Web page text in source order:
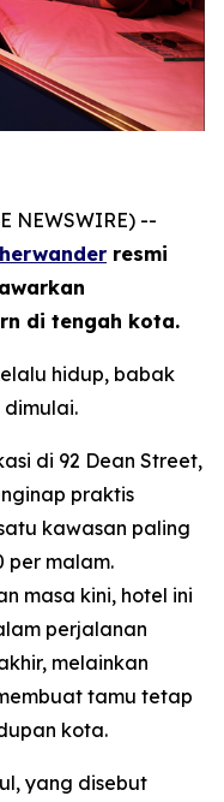
NEWSWIRE) --
resmi
di tengah kota.
hidup, babak
di 92 Dean Street,
praktis
kawasan paling
per malam.
masa kini, hotel ini
perjalanan
melainkan
tamu tetap
kota.
yang disebut